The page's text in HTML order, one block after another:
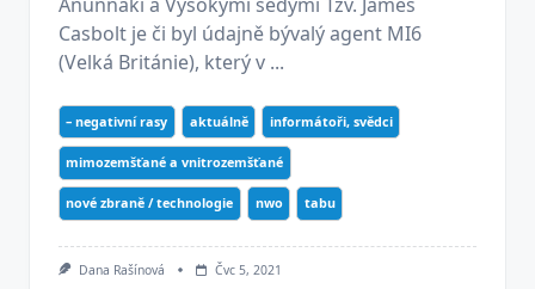
Casbolt je či byl údajně bývalý agent MI6
(Velká Británie), který v ...
– negativní rasy aktuálně informátoři, svědci
mimozemšťané a vnitrozemšťané
nové zbraně / technologie nwo tabu
Dana Rašínová Čvc 5, 2021